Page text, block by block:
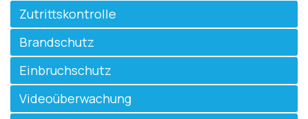
Zutrittskontrolle
Brandschutz
Einbruchschutz
Videoüberwachung